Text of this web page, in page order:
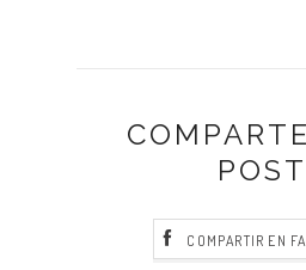
COMPARTIR EN